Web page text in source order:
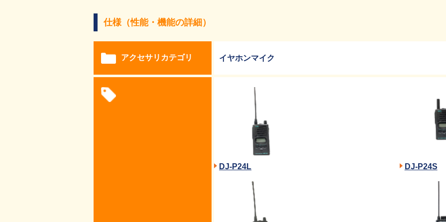
仕様（性能・機能の詳細）
アクセサリカテゴリ イヤホンマイク
DJ-P24L DJ-P24S